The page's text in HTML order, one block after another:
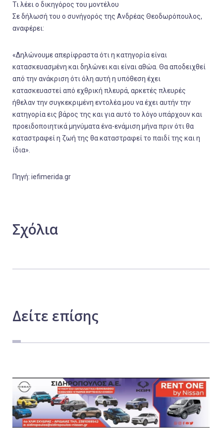
Τι λέει ο δικηγόρος του μοντέλου
Σε δήλωσή του ο συνήγορός της Ανδρέας Θεοδωρόπουλος,
αναφέρει:
«Δηλώνουμε απερίφραστα ότι η κατηγορία είναι
κατασκευασμένη και δηλώνει και είναι αθώα. Θα αποδειχθεί
από την ανάκριση ότι όλη αυτή η υπόθεση έχει
κατασκευαστεί από εχθρική πλευρά, αρκετές πλευρές
ήθελαν την συγκεκριμένη εντολέα μου να έχει αυτήν την
κατηγορία εις βάρος της και για αυτό το λόγο υπάρχουν και
προειδοποιητικά μηνύματα ένα-ενάμιση μήνα πριν ότι θα
καταστραφεί η ζωή της θα καταστραφεί το παιδί της και η
ίδια».
Πηγή: iefimerida.gr
Σχόλια
Δείτε επίσης